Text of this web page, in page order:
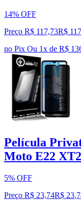
14% OFF
Preço R$ 117,73R$ 117
no Pix Ou 1x de R$
Película
Moto E22
5% OFF
Preço R$ 23,74R$ 23,